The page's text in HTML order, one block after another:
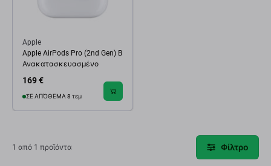
Apple
Apple AirPods Pro (2nd Gen) B
Ανακατασκευασμένο
169 €
ΣΕ ΑΠΌΘΕΜΑ 8 τεμ
1 από 1 προϊόντα Φίλτρο